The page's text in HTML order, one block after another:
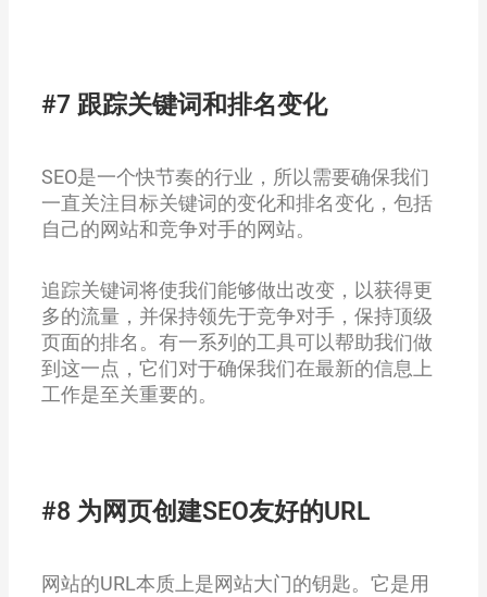
#7 跟踪关键词和排名变化
SEO是一个快节奏的行业，所以需要确保我们
一直关注目标关键词的变化和排名变化，包括
自己的网站和竞争对手的网站。
追踪关键词将使我们能够做出改变，以获得更
多的流量，并保持领先于竞争对手，保持顶级
页面的排名。有一系列的工具可以帮助我们做
到这一点，它们对于确保我们在最新的信息上
工作是至关重要的。
#8 为网页创建SEO友好的URL
网站的URL本质上是网站大门的钥匙。它是用